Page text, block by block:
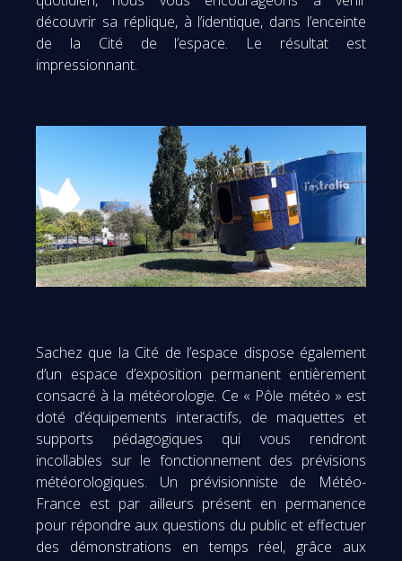
découvrir sa réplique, à l’identique, dans l’enceinte
de la Cité de l’espace. Le résultat est
impressionnant.
Sachez que la Cité de l’espace dispose également
d’un espace d’exposition permanent entièrement
consacré à la météorologie. Ce « Pôle météo » est
doté d’équipements interactifs, de maquettes et
supports pédagogiques qui vous rendront
incollables sur le fonctionnement des prévisions
météorologiques. Un prévisionniste de Météo-
France est par ailleurs présent en permanence
pour répondre aux questions du public et effectuer
des démonstrations en temps réel, grâce aux